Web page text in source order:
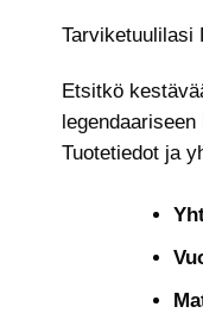
Tarviketuulilasi
Etsitkö
Tuotetiedot ja